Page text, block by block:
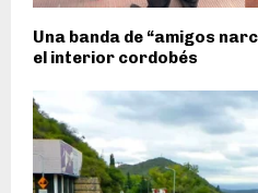
Una banda de “amigos
el interior cordobés